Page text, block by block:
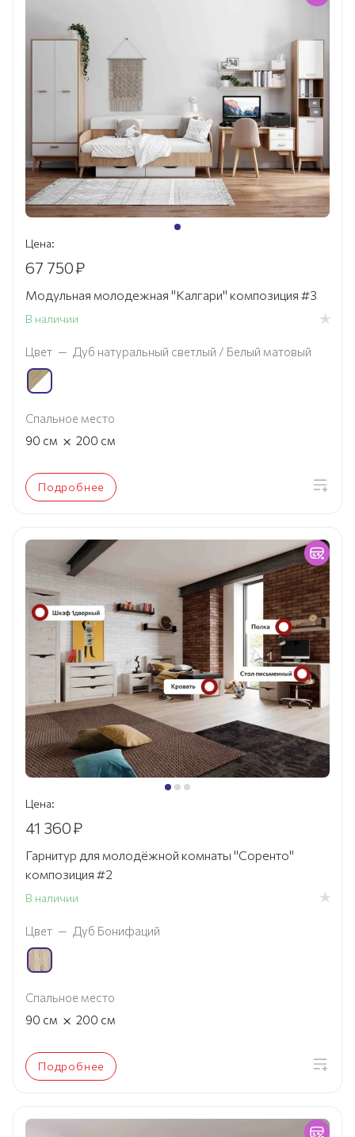
Цена:
67 750₽
Модульная молодежная "Калгари" композиция #3
В наличии
Цвет — Дуб натуральный светлый / Белый матовый
Спальное место
90 см × 200 см
Подробнее
Цена:
41 360₽
Гарнитур для молодёжной комнаты "Соренто"
композиция #2
В наличии
Цвет — Дуб Бонифаций
Спальное место
90 см × 200 см
Подробнее